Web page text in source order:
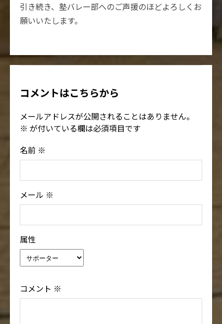
引き続き、塾バレー部へのご声援のほどよろしくお
願いいたします。
コメントはこちらから
メールアドレスが公開されることはありません。
※ が付いている欄は必須項目です
名前 ※
メール ※
属性
コメント ※